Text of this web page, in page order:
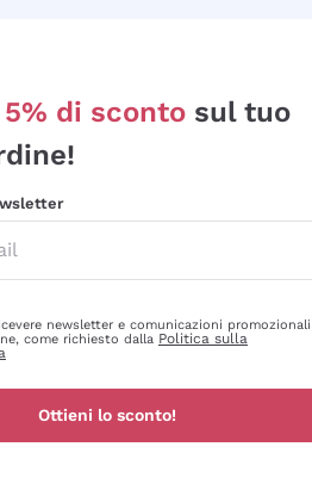
5% di sconto sul tuo
newsletter e comunicazioni promozionali
come richiesto dalla Politica sulla
Ottieni lo sconto!